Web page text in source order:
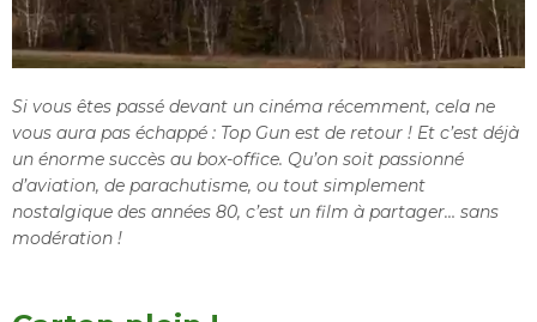
Si vous êtes passé devant un cinéma récemment, cela ne
vous aura pas échappé : Top Gun est de retour ! Et c’est déjà
un énorme succès au box-office. Qu’on soit passionné
d’aviation, de parachutisme, ou tout simplement
nostalgique des années 80, c’est un film à partager… sans
modération !